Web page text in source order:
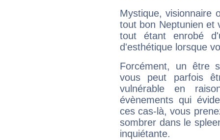
Mystique, visionnaire
tout bon Neptunien et
tout étant enrobé
d'esthétique lorsque
Forcément, un être
vous peut parfois
vulnérable en
évènements qui
ces cas-là, vous
sombrer dans le
inquiétante.